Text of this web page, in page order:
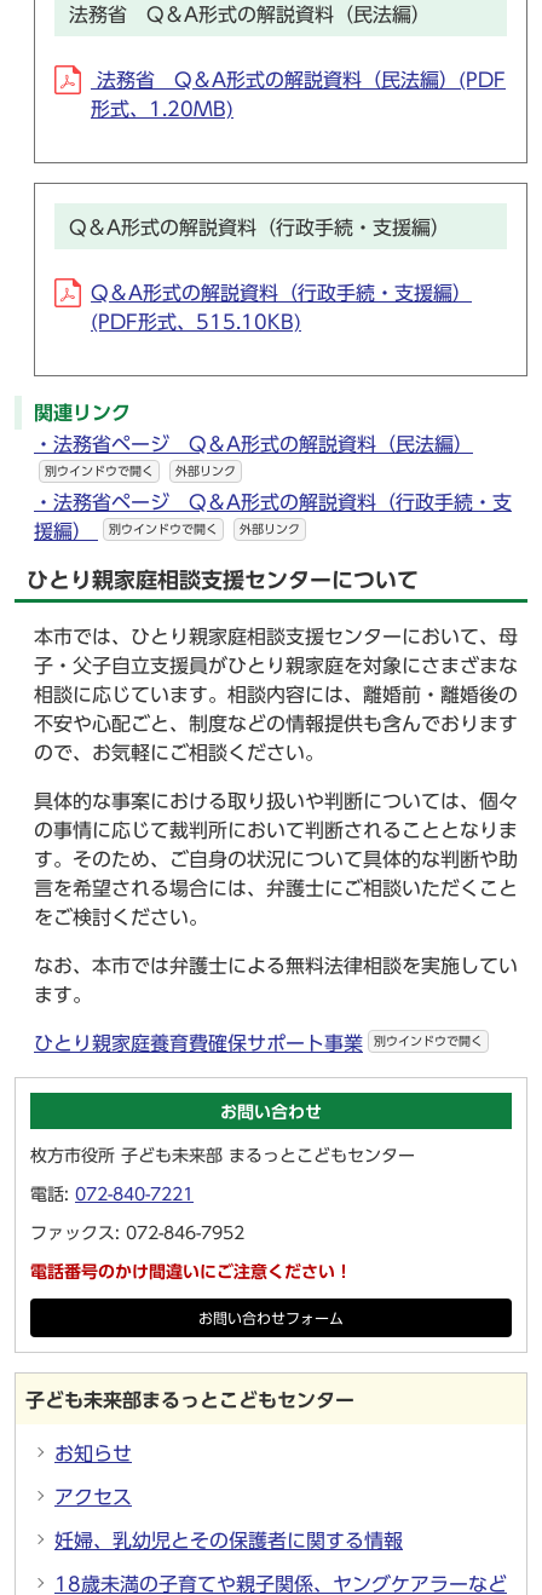
法務省 Q＆A形式の解説資料（民法編）
法務省 Q＆A形式の解説資料（民法編）(PDF
形式、1.20MB)
Q＆A形式の解説資料（行政手続・支援編）
Q＆A形式の解説資料（行政手続・支援編）
(PDF形式、515.10KB)
関連リンク
・法務省ページ Q＆A形式の解説資料（民法編）
別ウインドウで開く 外部リンク
・法務省ページ Q＆A形式の解説資料（行政手続・支
援編）
別ウインドウで開く 外部リンク
ひとり親家庭相談支援センターについて
本市では、ひとり親家庭相談支援センターにおいて、母
子・父子自立支援員がひとり親家庭を対象にさまざまな
相談に応じています。相談内容には、離婚前・離婚後の
不安や心配ごと、制度などの情報提供も含んでおります
ので、お気軽にご相談ください。
具体的な事案における取り扱いや判断については、個々
の事情に応じて裁判所において判断されることとなりま
す。そのため、ご自身の状況について具体的な判断や助
言を希望される場合には、弁護士にご相談いただくこと
をご検討ください。
なお、本市では弁護士による無料法律相談を実施してい
ます。
ひとり親家庭養育費確保サポート事業 別ウインドウで開く
お問い合わせ
枚方市役所 子ども未来部 まるっとこどもセンター
電話: 072-840-7221
ファックス: 072-846-7952
電話番号のかけ間違いにご注意ください！
お問い合わせフォーム
子ども未来部まるっとこどもセンター
お知らせ
アクセス
妊婦、乳幼児とその保護者に関する情報
18歳未満の子育てや親子関係、ヤングケアラーなど